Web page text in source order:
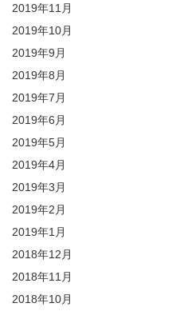
2019年11月
2019年10月
2019年9月
2019年8月
2019年7月
2019年6月
2019年5月
2019年4月
2019年3月
2019年2月
2019年1月
2018年12月
2018年11月
2018年10月